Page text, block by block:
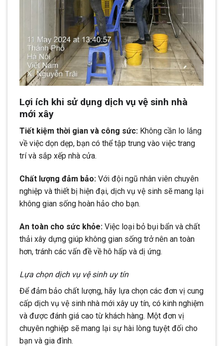
Lợi ích khi sử dụng dịch vụ vệ sinh nhà
mới xây
Tiết kiệm thời gian và công sức: Không cần lo lắng
về việc dọn dẹp, bạn có thể tập trung vào việc trang
trí và sắp xếp nhà cửa.
Chất lượng đảm bảo: Với đội ngũ nhân viên chuyên
nghiệp và thiết bị hiện đại, dịch vụ vệ sinh sẽ mang lại
không gian sống hoàn hảo cho bạn.
An toàn cho sức khỏe: Việc loại bỏ bụi bẩn và chất
thải xây dựng giúp không gian sống trở nên an toàn
hơn, tránh các vấn đề về hô hấp và dị ứng.
Lựa chọn dịch vụ vệ sinh uy tín
Để đảm bảo chất lượng, hãy lựa chọn các đơn vị cung
cấp dịch vụ vệ sinh nhà mới xây uy tín, có kinh nghiệm
và được đánh giá cao từ khách hàng. Một đơn vị
chuyên nghiệp sẽ mang lại sự hài lòng tuyệt đối cho
bạn và gia đình.